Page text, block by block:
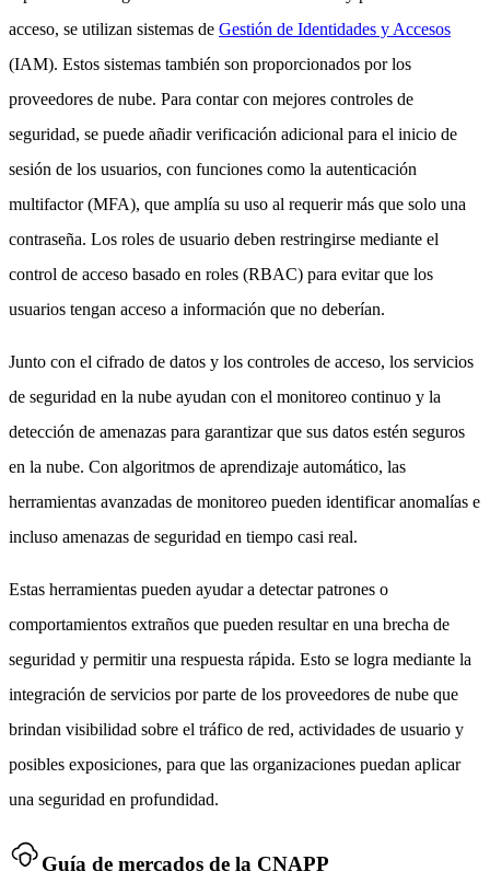
acceso, se utilizan sistemas de Gestión de Identidades y Accesos
(IAM). Estos sistemas también son proporcionados por los
proveedores de nube. Para contar con mejores controles de
seguridad, se puede añadir verificación adicional para el inicio de
sesión de los usuarios, con funciones como la autenticación
multifactor (MFA), que amplía su uso al requerir más que solo una
contraseña. Los roles de usuario deben restringirse mediante el
control de acceso basado en roles (RBAC) para evitar que los
usuarios tengan acceso a información que no deberían.
Junto con el cifrado de datos y los controles de acceso, los servicios
de seguridad en la nube ayudan con el monitoreo continuo y la
detección de amenazas para garantizar que sus datos estén seguros
en la nube. Con algoritmos de aprendizaje automático, las
herramientas avanzadas de monitoreo pueden identificar anomalías e
incluso amenazas de seguridad en tiempo casi real.
Estas herramientas pueden ayudar a detectar patrones o
comportamientos extraños que pueden resultar en una brecha de
seguridad y permitir una respuesta rápida. Esto se logra mediante la
integración de servicios por parte de los proveedores de nube que
brindan visibilidad sobre el tráfico de red, actividades de usuario y
posibles exposiciones, para que las organizaciones puedan aplicar
una seguridad en profundidad.
Guía de mercados de la CNAPP